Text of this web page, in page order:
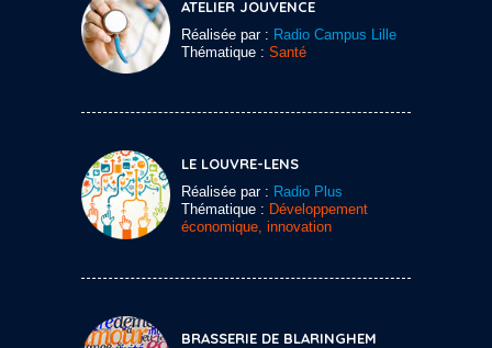
ATELIER JOUVENCE
Réalisée par : Radio Campus Lille
Thématique : Santé
LE LOUVRE-LENS
Réalisée par : Radio Plus
Thématique : Développement
économique, innovation
BRASSERIE DE BLARINGHEM